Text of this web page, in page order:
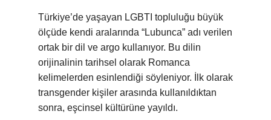
Türkiye’de yaşayan LGBTI topluluğu büyük
ölçüde kendi aralarında “Lubunca” adı verilen
ortak bir dil ve argo kullanıyor. Bu dilin
orijinalinin tarihsel olarak Romanca
kelimelerden esinlendiği söyleniyor. İlk olarak
transgender kişiler arasında kullanıldıktan
sonra, eşcinsel kültürüne yayıldı.